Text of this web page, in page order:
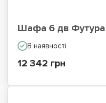
Шафа 6 дв Футура
В наявності
12 342 грн